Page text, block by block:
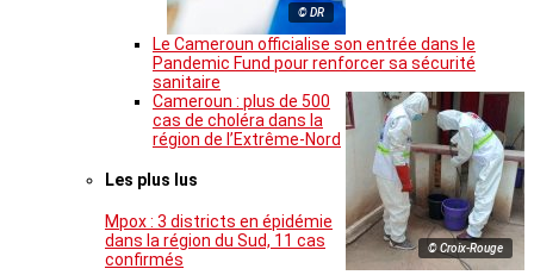
© DR
Le Cameroun officialise son entrée dans le
Pandemic Fund pour renforcer sa sécurité
sanitaire
© Croix-Rouge
Cameroun : plus de 500
cas de choléra dans la
région de l’Extrême-Nord
Les plus lus
Mpox : 3 districts en épidémie
dans la région du Sud, 11 cas
confirmés